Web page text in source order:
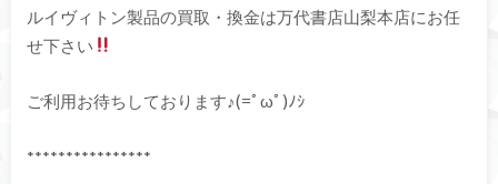
ルイヴィトン製品の買取・換金は万代書店山梨本店にお任
せ下さい
ご利用お待ちしております♪(=ﾟωﾟ)ﾉｼ
****************